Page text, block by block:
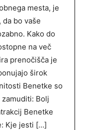
mesta, je
bo vaše
Kako do
na več
prenočišča je
širok
Benetke so
Bolj
Benetke
Kje jesti […]